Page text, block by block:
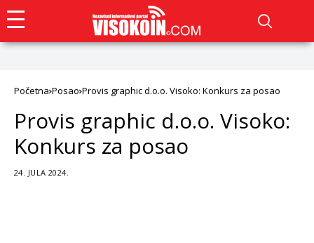
Početna Posao Provis graphic d.o.o. Visoko: Konkurs za posao
Provis graphic d.o.o. Visoko:
Konkurs za posao
24. JULA 2024.